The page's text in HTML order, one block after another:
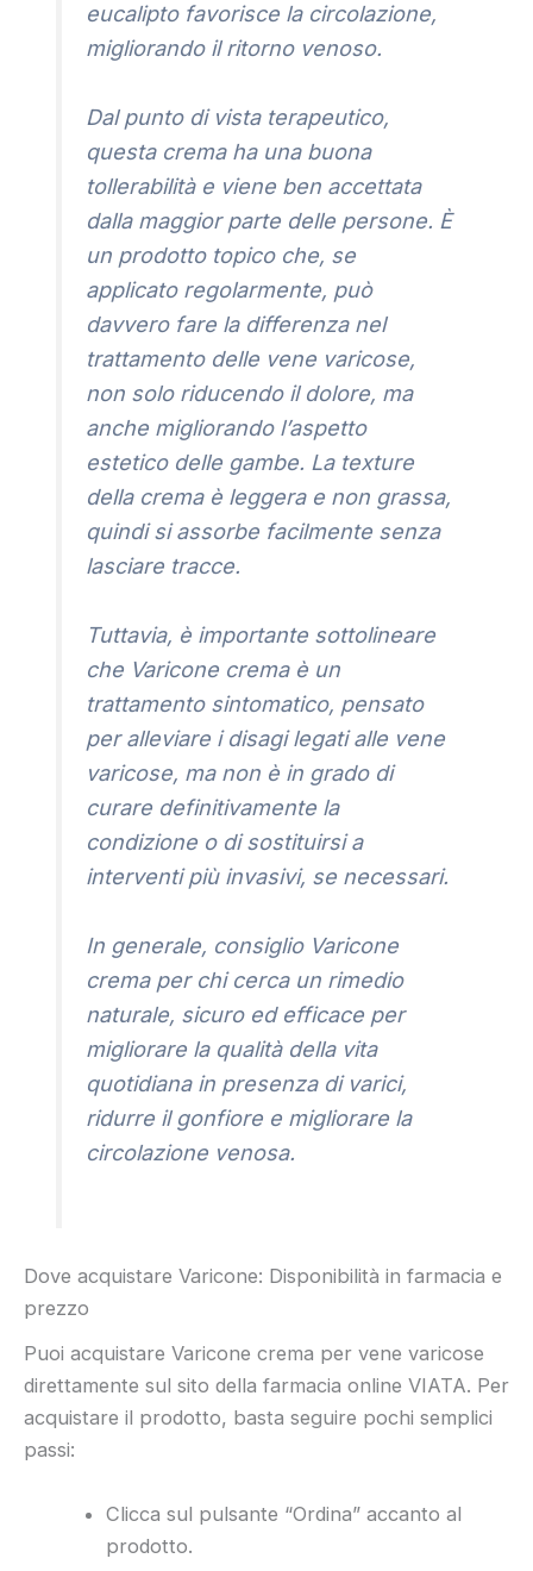
eucalipto favorisce la circolazione,
migliorando il ritorno venoso.
Dal punto di vista terapeutico,
questa crema ha una buona
tollerabilità e viene ben accettata
dalla maggior parte delle persone. È
un prodotto topico che, se
applicato regolarmente, può
davvero fare la differenza nel
trattamento delle vene varicose,
non solo riducendo il dolore, ma
anche migliorando l’aspetto
estetico delle gambe. La texture
della crema è leggera e non grassa,
quindi si assorbe facilmente senza
lasciare tracce.
Tuttavia, è importante sottolineare
che Varicone crema è un
trattamento sintomatico, pensato
per alleviare i disagi legati alle vene
varicose, ma non è in grado di
curare definitivamente la
condizione o di sostituirsi a
interventi più invasivi, se necessari.
In generale, consiglio Varicone
crema per chi cerca un rimedio
naturale, sicuro ed efficace per
migliorare la qualità della vita
quotidiana in presenza di varici,
ridurre il gonfiore e migliorare la
circolazione venosa.
Dove acquistare Varicone: Disponibilità in farmacia e
prezzo
Puoi acquistare Varicone crema per vene varicose
direttamente sul sito della farmacia online VIATA. Per
acquistare il prodotto, basta seguire pochi semplici
passi:
Clicca sul pulsante “Ordina” accanto al
prodotto.